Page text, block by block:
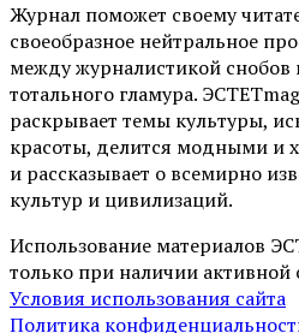
Журнал поможет своему
своеобразное нейтральное
между журналистикой снобов
тотального гламура.
раскрывает темы культуры,
красоты, делится модными и
и рассказывает о всемирно
культур и цивилизаций.
Использование материалов
только при наличии активной
Условия использования сайта
Политика